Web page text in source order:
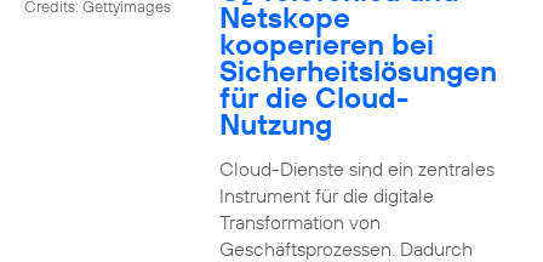
Credits: Gettyimages Netskope
kooperieren bei
Sicherheitslösungen
für die Cloud-
Nutzung
Cloud-Dienste sind ein zentrales
Instrument für die digitale
Transformation von
Geschäftsprozessen. Dadurch